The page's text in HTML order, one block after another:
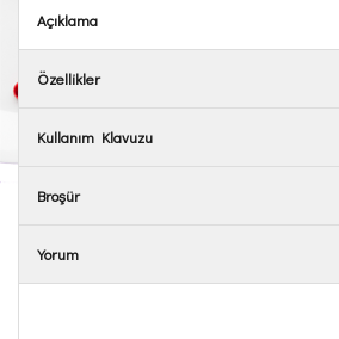
Açıklama
Özellikler
Kullanım Klavuzu
Broşür
Yorum